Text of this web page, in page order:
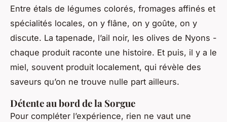
Entre étals de légumes colorés, fromages affinés et
spécialités locales, on y flâne, on y goûte, on y
discute. La tapenade, l’ail noir, les olives de Nyons -
chaque produit raconte une histoire. Et puis, il y a le
miel, souvent produit localement, qui révèle des
saveurs qu’on ne trouve nulle part ailleurs.
Détente au bord de la Sorgue
Pour compléter l’expérience, rien ne vaut une